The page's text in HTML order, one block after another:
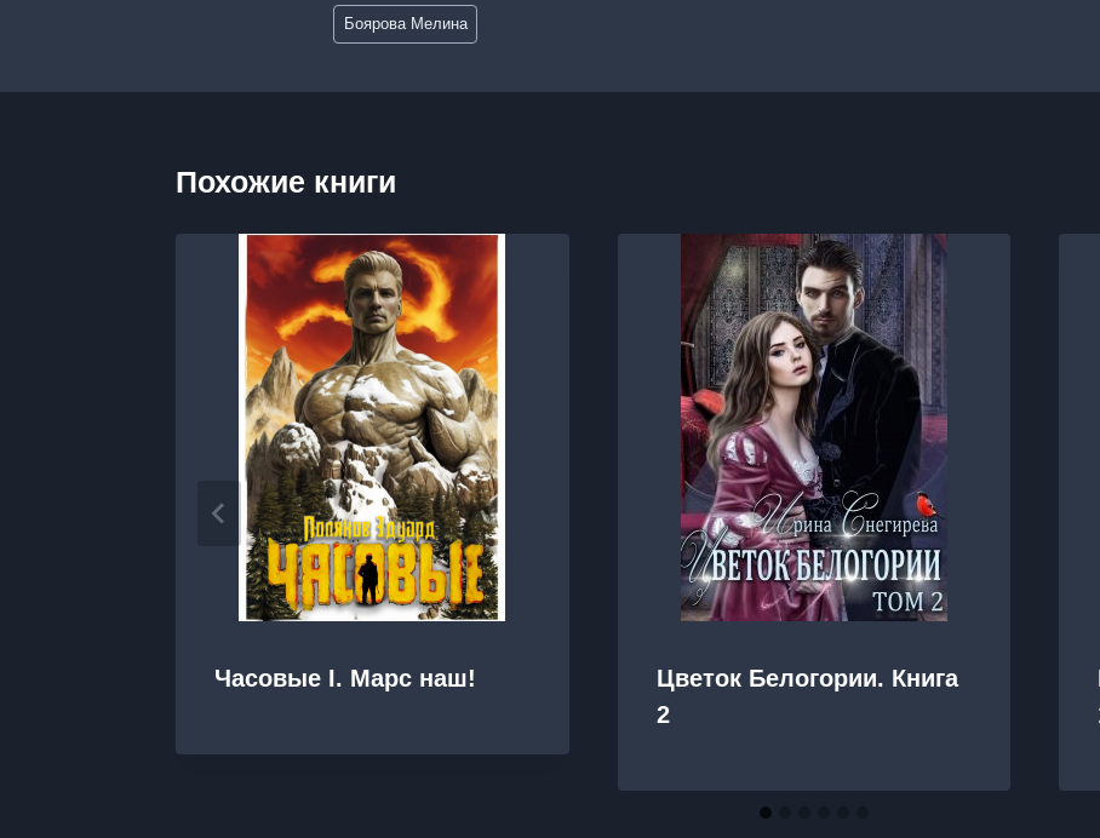
Метки
записи:
Боярова Мелина
Похожие книги
Часовые I. Марс наш!
Цветок Белогории. Книга
2